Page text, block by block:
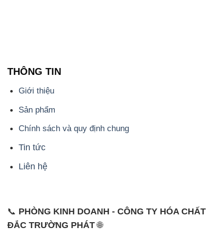
THÔNG TIN
Giới thiệu
Sản phẩm
Chính sách và quy định chung
Tin tức
Liên hệ
📞 PHÒNG KINH DOANH - CÔNG TY HÓA CHẤT
ĐẮC TRƯỜNG PHÁT🌐